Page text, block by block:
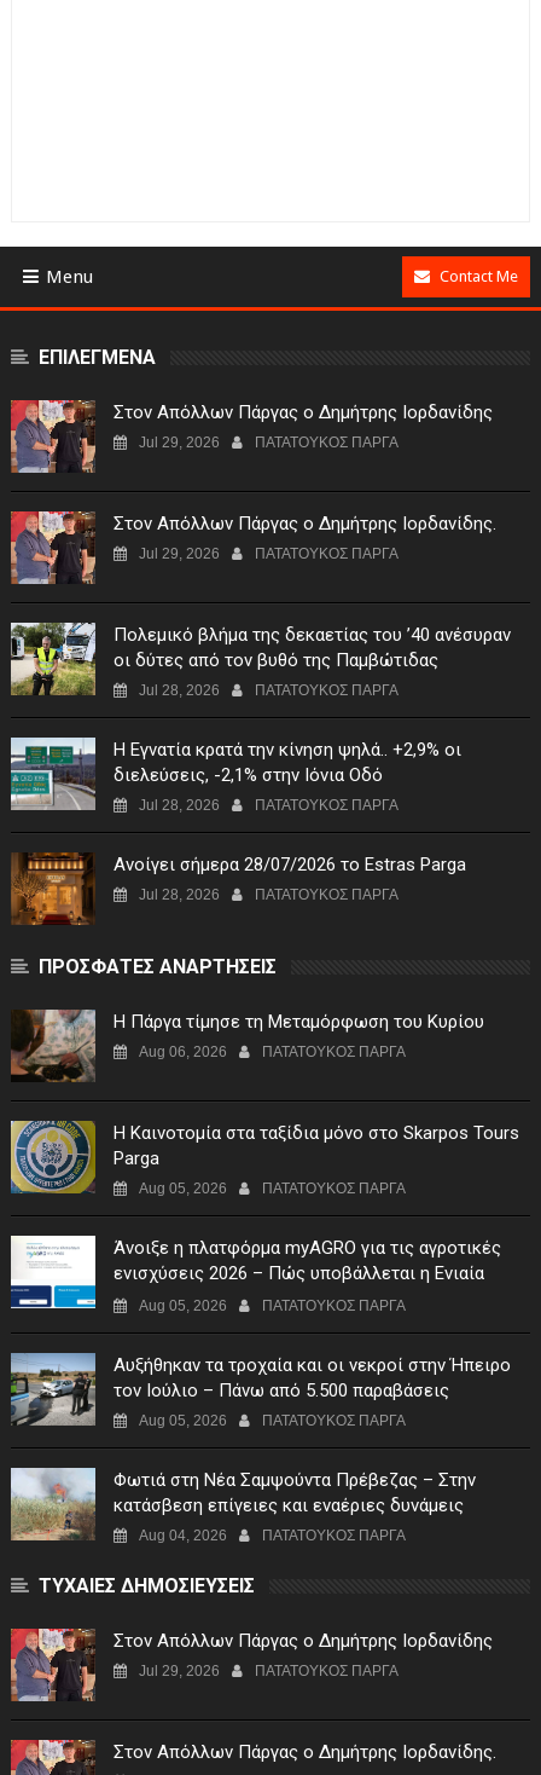
Menu Contact Me
ΕΠΙΛΕΓΜΕΝΑ
Στον Απόλλων Πάργας ο Δημήτρης Ιορδανίδης
Jul 29, 2026 ΠΑΤΑΤΟΥΚΟΣ ΠΑΡΓΑ
Στον Απόλλων Πάργας ο Δημήτρης Ιορδανίδης.
Jul 29, 2026 ΠΑΤΑΤΟΥΚΟΣ ΠΑΡΓΑ
Πολεμικό βλήμα της δεκαετίας του ’40 ανέσυραν
οι δύτες από τον βυθό της Παμβώτιδας
Jul 28, 2026 ΠΑΤΑΤΟΥΚΟΣ ΠΑΡΓΑ
Η Εγνατία κρατά την κίνηση ψηλά.. +2,9% οι
διελεύσεις, -2,1% στην Ιόνια Οδό
Jul 28, 2026 ΠΑΤΑΤΟΥΚΟΣ ΠΑΡΓΑ
Ανοίγει σήμερα 28/07/2026 το Estras Parga
Jul 28, 2026 ΠΑΤΑΤΟΥΚΟΣ ΠΑΡΓΑ
ΠΡΟΣΦΑΤΕΣ ΑΝΑΡΤΗΣΕΙΣ
Η Πάργα τίμησε τη Μεταμόρφωση του Κυρίου
Aug 06, 2026 ΠΑΤΑΤΟΥΚΟΣ ΠΑΡΓΑ
Η Καινοτομία στα ταξίδια μόνο στο Skarpos Tours
Parga
Aug 05, 2026 ΠΑΤΑΤΟΥΚΟΣ ΠΑΡΓΑ
Άνοιξε η πλατφόρμα myAGRO για τις αγροτικές
ενισχύσεις 2026 – Πώς υποβάλλεται η Ενιαία
Αίτηση Ενίσχυσης
Aug 05, 2026 ΠΑΤΑΤΟΥΚΟΣ ΠΑΡΓΑ
Αυξήθηκαν τα τροχαία και οι νεκροί στην Ήπειρο
τον Ιούλιο – Πάνω από 5.500 παραβάσεις
Aug 05, 2026 ΠΑΤΑΤΟΥΚΟΣ ΠΑΡΓΑ
Φωτιά στη Νέα Σαμψούντα Πρέβεζας – Στην
κατάσβεση επίγειες και εναέριες δυνάμεις
Aug 04, 2026 ΠΑΤΑΤΟΥΚΟΣ ΠΑΡΓΑ
ΤΥΧΑΙΕΣ ΔΗΜΟΣΙΕΥΣΕΙΣ
Στον Απόλλων Πάργας ο Δημήτρης Ιορδανίδης
Jul 29, 2026 ΠΑΤΑΤΟΥΚΟΣ ΠΑΡΓΑ
Στον Απόλλων Πάργας ο Δημήτρης Ιορδανίδης.